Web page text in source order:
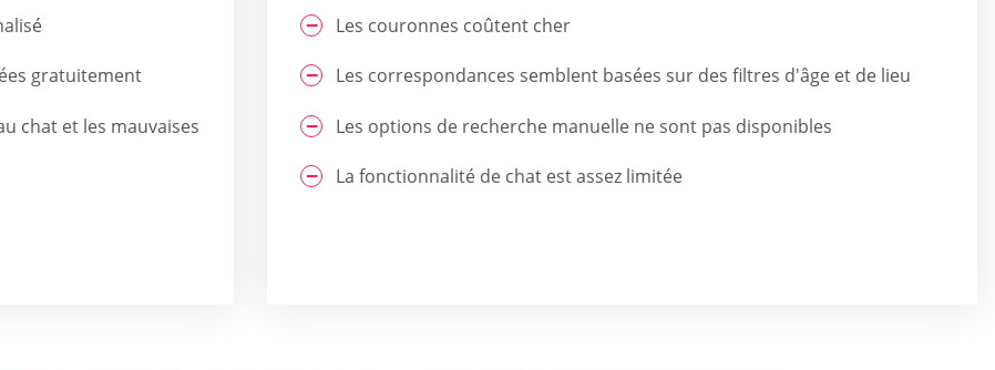
gratuitement
chat et les mauvaises
Les couronnes coûtent cher
Les correspondances semblent basées sur des filtres d'âge et de lieu
Les options de recherche manuelle ne sont pas disponibles
La fonctionnalité de chat est assez limitée